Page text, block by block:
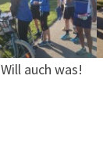
Will auch was!